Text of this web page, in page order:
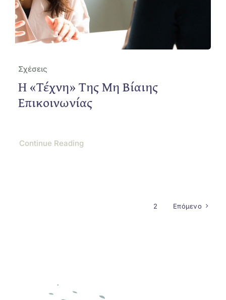
Σχέσεις
Η «τέχνη» Της Μη Βίαιης
Επικοινωνίας
Continue Reading
2 Επόμενο